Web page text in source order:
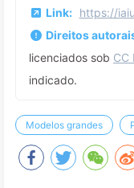
Link: https://
Direitos
licenciados sob CC
indicado.
Modelos grandes